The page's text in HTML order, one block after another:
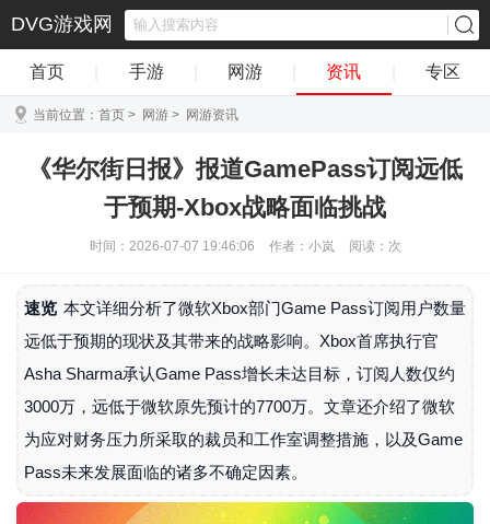
DVG游戏网
首页 手游 网游 资讯 专区
当前位置： 首页 > 网游 > 网游资讯
《华尔街日报》报道GamePass订阅远低
于预期-Xbox战略面临挑战
时间：2026-07-07 19:46:06 作者：小岚 阅读： 次
速览 本文详细分析了微软Xbox部门Game Pass订阅用户数量
远低于预期的现状及其带来的战略影响。Xbox首席执行官
Asha Sharma承认Game Pass增长未达目标，订阅人数仅约
3000万，远低于微软原先预计的7700万。文章还介绍了微软
为应对财务压力所采取的裁员和工作室调整措施，以及Game
Pass未来发展面临的诸多不确定因素。